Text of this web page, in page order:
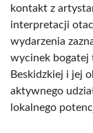
kontakt z
interpretacji
wydarzenia
wycinek bogatej
Beskidzkiej i jej
aktywnego
lokalnego